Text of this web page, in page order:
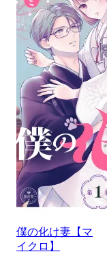
僕の化け妻【マ
イクロ】